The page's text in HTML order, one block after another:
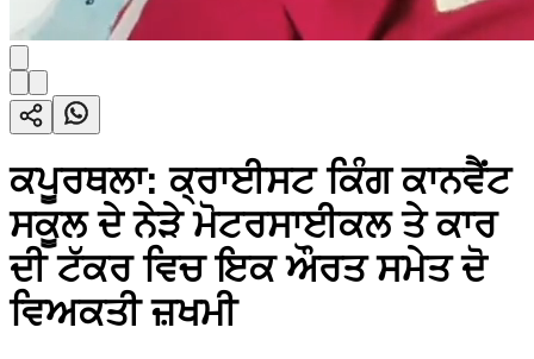
ਕਪੂਰਥਲਾ: ਕ੍ਰਾਈਸਟ ਕਿੰਗ ਕਾਨਵੈਂਟ
ਸਕੂਲ ਦੇ ਨੇੜੇ ਮੋਟਰਸਾਈਕਲ ਤੇ ਕਾਰ
ਦੀ ਟੱਕਰ ਵਿਚ ਇਕ ਔਰਤ ਸਮੇਤ ਦੋ
ਵਿਅਕਤੀ ਜ਼ਖਮੀ